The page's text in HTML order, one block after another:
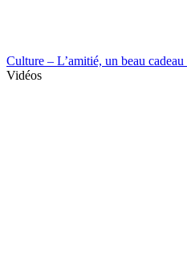
Culture – L’amitié, un beau
Vidéos